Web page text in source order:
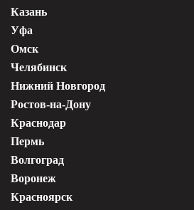
Казань
Уфа
Омск
Челябинск
Нижний Новгород
Ростов-на-Дону
Краснодар
Пермь
Волгоград
Воронеж
Красноярск